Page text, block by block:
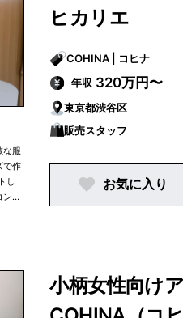
な服
で作
し
ンセ
ヒカリエ
COHINA | コヒナ
年収 320万円〜
東京都渋谷区
販売スタッフ
お気に入り
小柄女性向け